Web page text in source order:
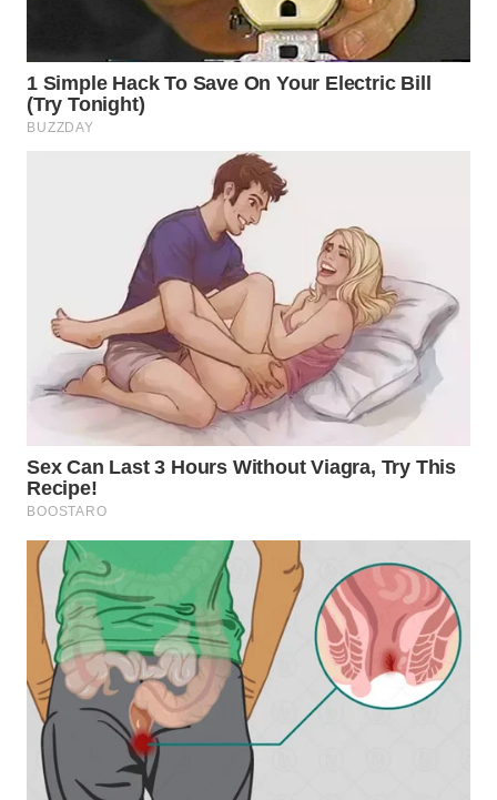
SUBANG
WN
PRIANGAN
TIMUR
SEMARANG
WN
WN
BOROBUDUR
WN
MADURA
SURABAYA